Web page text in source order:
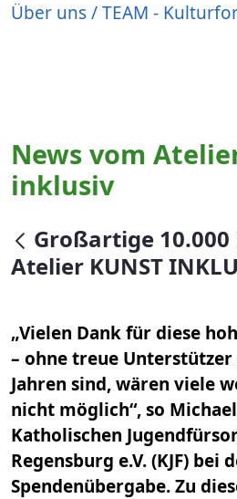
Über uns / TEAM -
News vom
inklusiv
null
Großartige
Atelier KUNST
„Vielen Dank für diese
– ohne treue Unterstützer
Jahren sind, wären viele
nicht möglich“, so
Katholischen
Regensburg e.V. (KJF) bei
Spendenübergabe. Zu